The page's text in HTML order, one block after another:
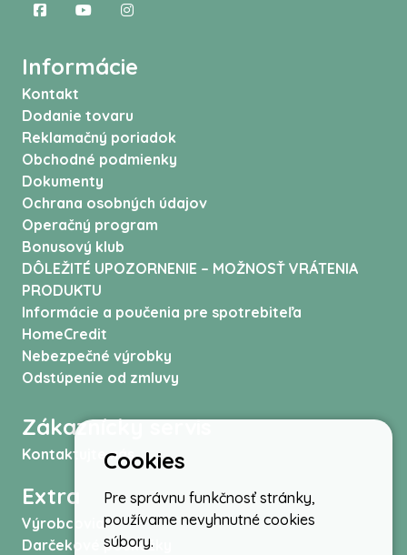
Informácie
Kontakt
Dodanie tovaru
Reklamačný poriadok
Obchodné podmienky
Dokumenty
Ochrana osobných údajov
Operačný program
Bonusový klub
DÔLEŽITÉ UPOZORNENIE – MOŽNOSŤ VRÁTENIA
PRODUKTU
Informácie a poučenia pre spotrebiteľa
HomeCredit
Nebezpečné výrobky
Odstúpenie od zmluvy
Zákaznícky servis
Kontaktujte nás
Extra
Výrobcovia
Darčekové poukážky
Cookies
Pre správnu funkčnosť stránky,
používame nevyhnutné cookies
súbory.